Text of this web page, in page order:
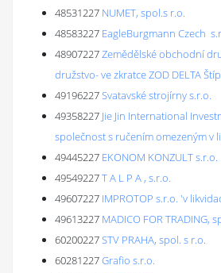
48531227 NUMET, spol.s r.o.
48583227 EagleBurgmann Czech
48907227Zemědělské obchodní
družstvo- ve zkratce ZOD DELTA
49196227Svatavské strojírny s.r.o.
49358227 Jie Jin International
společnost s ručením omezeným v
49445227 EKONOM KONZULT s.r.o.
49549227T A L P A , s.r.o.
49607227 IMPROTOP s.r.o. 'v
49613227 MADICO FOR TRADING,
60200227STV PRAHA, spol. s r.o.
60281227Grafio s.r.o.